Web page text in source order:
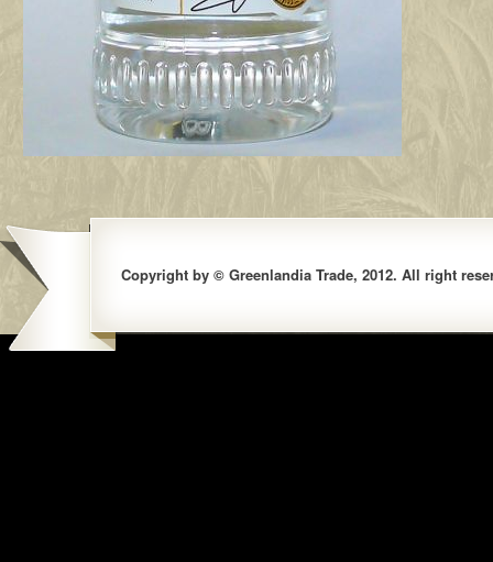
Copyright by © Greenlandia Trade, 2012. All right